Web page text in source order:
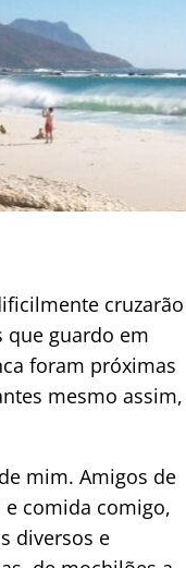
cruzarão
que guardo em
foram próximas
mesmo assim,
mim. Amigos de
comida comigo,
diversos e